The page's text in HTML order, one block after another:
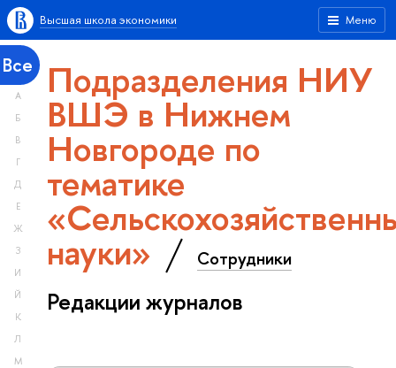
Меню
Высшая школа экономики
Все
А
Б
В
Г
Д
Е
Ж
З
И
Й
К
Л
М
Подразделения НИУ
ВШЭ в Нижнем
Новгороде по
тематике
науки» Сотрудники
Редакции журналов